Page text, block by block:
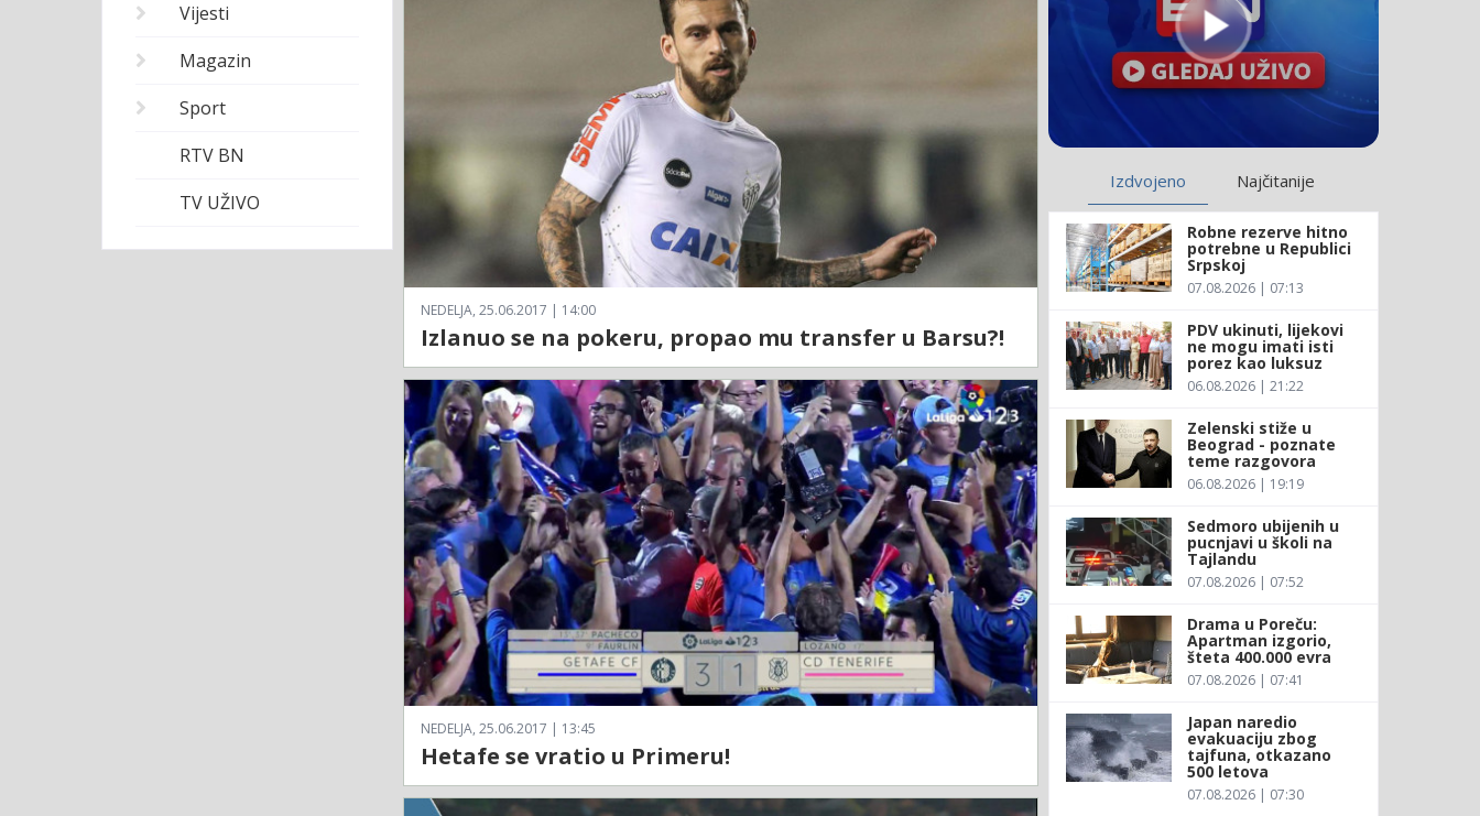
Vijesti
Magazin
Sport
RTV BN
TV UŽIVO
NEDELJA, 25.06.2017 | 14:00
Izlanuo se na pokeru, propao mu transfer u Barsu?!
NEDELJA, 25.06.2017 | 13:45
Hetafe se vratio u Primeru!
Izdvojeno Najčitanije
Robne rezerve hitno
potrebne u Republici
Srpskoj
07.08.2026 | 07:13
PDV ukinuti, lijekovi
ne mogu imati isti
porez kao luksuz
06.08.2026 | 21:22
Zelenski stiže u
Beograd - poznate
teme razgovora
06.08.2026 | 19:19
Sedmoro ubijenih u
pucnjavi u školi na
Tajlandu
07.08.2026 | 07:52
Drama u Poreču:
Apartman izgorio,
šteta 400.000 evra
07.08.2026 | 07:41
Japan naredio
evakuaciju zbog
tajfuna, otkazano
500 letova
07.08.2026 | 07:30